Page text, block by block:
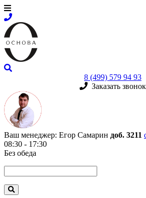
8 (499) 579 94 93
Заказать звонок
Ваш менеджер: Егор Самарин доб. 3211
08:30 - 17:30
Без обеда